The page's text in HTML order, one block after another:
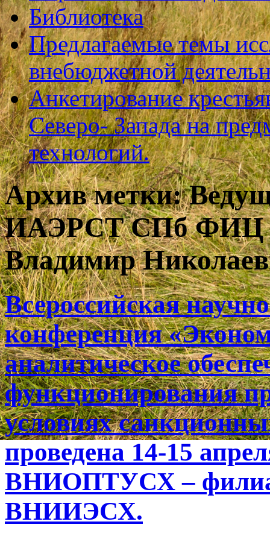
Библиотека
Предлагаемые темы
внебюджетной
Анкетирование
Северо- Запада на
технологий.
Архив метки:
ИАЭРСТ СПб ФИЦ
Владимир
Всероссийская
конференция
аналитическое
функционирования
условиях
проведена 14-15
ВНИОПТУСХ –
ВНИИЭСХ.